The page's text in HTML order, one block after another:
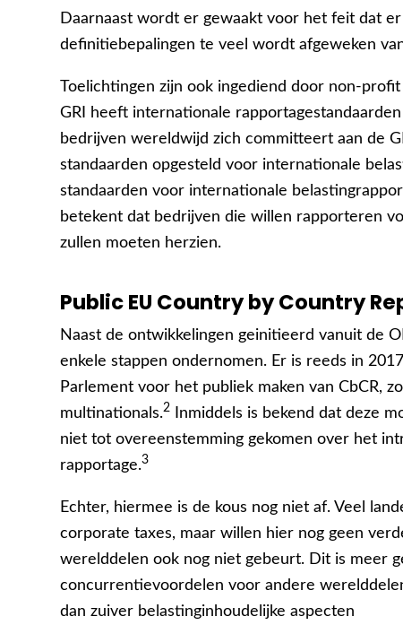
Daarnaast wordt er gewaakt voor het feit dat
definitiebepalingen te veel wordt afgeweken
Toelichtingen zijn ook ingediend door non-
GRI heeft internationale
bedrijven wereldwijd zich committeert aan de
standaarden opgesteld voor internationale
standaarden voor internationale
betekent dat bedrijven die willen rapporteren
zullen moeten herzien.
Public EU Country by Country
Naast de ontwikkelingen geinitieerd vanuit de
enkele stappen ondernomen. Er is reeds in
Parlement voor het publiek maken van CbCR,
multinationals.2
Inmiddels is bekend dat deze
niet tot overeenstemming gekomen over het
rapportage.3
Echter, hiermee is de kous nog niet af. Veel
corporate taxes, maar willen hier nog geen
werelddelen ook nog niet gebeurt. Dit is meer
concurrentievoordelen voor andere
dan zuiver belastinginhoudelijke aspecten